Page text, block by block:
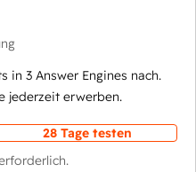
in 3 Answer Engines nach.
jederzeit erwerben.
28 Tage testen